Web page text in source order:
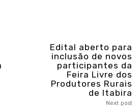
Edital aberto para
inclusão de novos
participantes da
Feira Livre dos
Produtores Rurais
de Itabira
Next post